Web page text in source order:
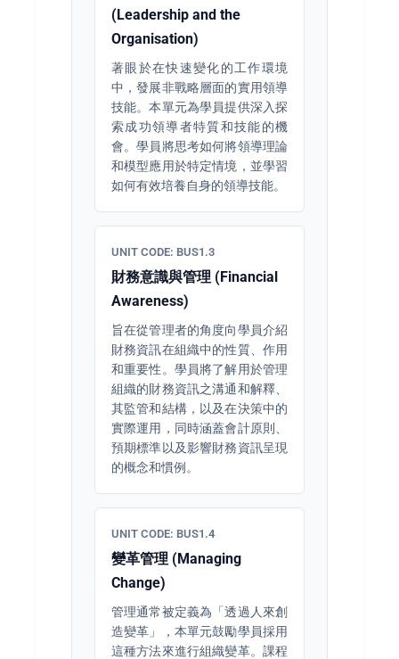
(Leadership and the
Organisation)
著眼於在快速變化的工作環境
中，發展非戰略層面的實用領導
技能。本單元為學員提供深入探
索成功領導者特質和技能的機
會。學員將思考如何將領導理論
和模型應用於特定情境，並學習
如何有效培養自身的領導技能。
UNIT CODE: BUS1.3
財務意識與管理 (Financial
Awareness)
旨在從管理者的角度向學員介紹
財務資訊在組織中的性質、作用
和重要性。學員將了解用於管理
組織的財務資訊之溝通和解釋、
其監管和結構，以及在決策中的
實際運用，同時涵蓋會計原則、
預期標準以及影響財務資訊呈現
的概念和慣例。
UNIT CODE: BUS1.4
變革管理 (Managing
Change)
管理通常被定義為「透過人來創
造變革」，本單元鼓勵學員採用
這種方法來進行組織變革。課程